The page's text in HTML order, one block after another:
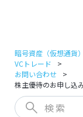
暗号資産（仮想通貨
VCトレード
お問い合わせ
株主優待のお申し込